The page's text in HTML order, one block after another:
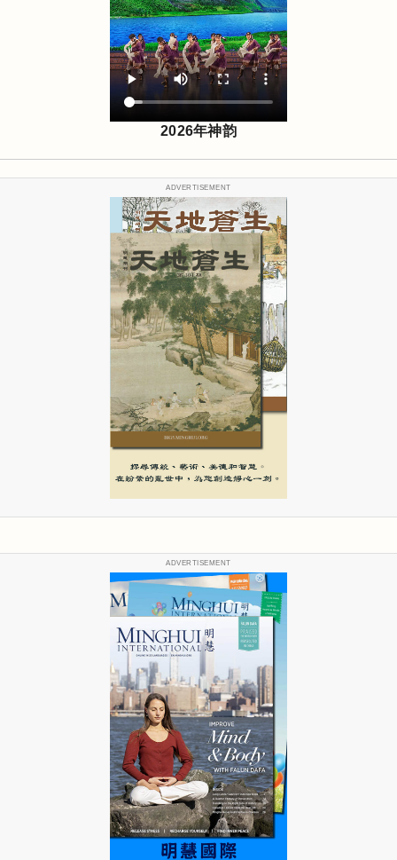
2026年神韵
ADVERTISEMENT
ADVERTISEMENT